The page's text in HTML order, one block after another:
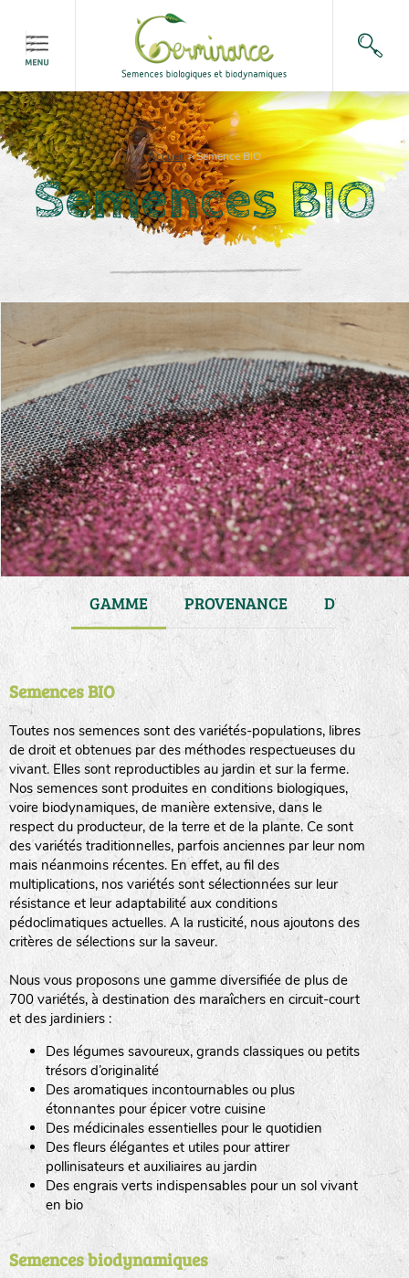
Accueil>Semence BIO
Semences BIO
GAMME PROVENANCE DURÉE DE
Semences BIO
Toutes nos semences sont des variétés-populations, libres
de droit et obtenues par des méthodes respectueuses du
vivant. Elles sont reproductibles au jardin et sur la ferme.
Nos semences sont produites en conditions biologiques,
voire biodynamiques, de manière extensive, dans le
respect du producteur, de la terre et de la plante. Ce sont
des variétés traditionnelles, parfois anciennes par leur nom
mais néanmoins récentes. En effet, au fil des
multiplications, nos variétés sont sélectionnées sur leur
résistance et leur adaptabilité aux conditions
pédoclimatiques actuelles. A la rusticité, nous ajoutons des
critères de sélections sur la saveur.
Nous vous proposons une gamme diversifiée de plus de
700 variétés, à destination des maraîchers en circuit-court
et des jardiniers :
Des légumes savoureux, grands classiques ou petits
trésors d’originalité
Des aromatiques incontournables ou plus
étonnantes pour épicer votre cuisine
Des médicinales essentielles pour le quotidien
Des fleurs élégantes et utiles pour attirer
pollinisateurs et auxiliaires au jardin
Des engrais verts indispensables pour un sol vivant
en bio
Semences biodynamiques
haies
zone sauvage
tas de compost
fleurs
animaux domestiques
animaux sauvages